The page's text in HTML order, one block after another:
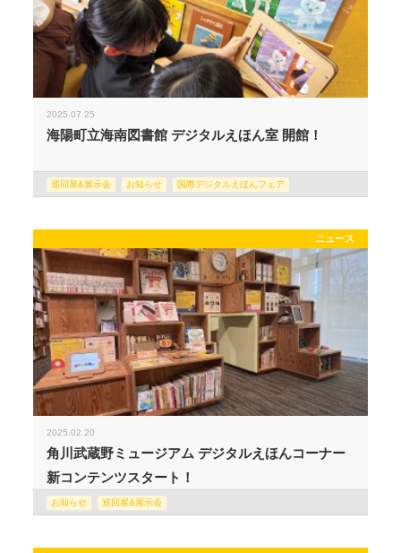
2025.07.25
海陽町立海南図書館 デジタルえほん室 開館！
巡回展&展示会 お知らせ 国際デジタルえほんフェア
ニュース
2025.02.20
角川武蔵野ミュージアム デジタルえほんコーナー
新コンテンツスタート！
お知らせ 巡回展&展示会